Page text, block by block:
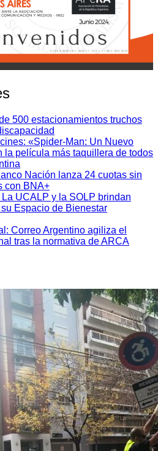
500 estacionamientos truchos
«Spider-Man: Un Nuevo
la película más taquillera de todos
Nación lanza 24 cuotas sin
con BNA+
UCALP y la SOLP brindan
Espacio de Bienestar
Correo Argentino agiliza el
tras la normativa de ARCA